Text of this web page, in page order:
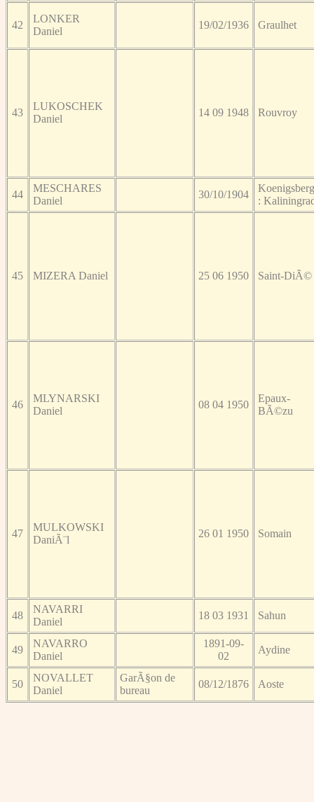
42
LONKER
Daniel
19/02/1936 Graulhet
43
LUKOSCHEK
Daniel
14 09 1948 Rouvroy
44
MESCHARES
Daniel
30/10/1904
Koenigsberg
:
45 MIZERA Daniel 25 06 1950 Saint-DiÃ©
46
MLYNARSKI
Daniel
08 04 1950
Epaux-
BÃ©zu
47
MULKOWSKI
DaniÃ¨l
26 01 1950 Somain
48
NAVARRI
Daniel
18 03 1931 Sahun
49
NAVARRO
Daniel
1891-09-
02
Aydine
50
NOVALLET
Daniel
GarÃ§on de
bureau
08/12/1876 Aoste